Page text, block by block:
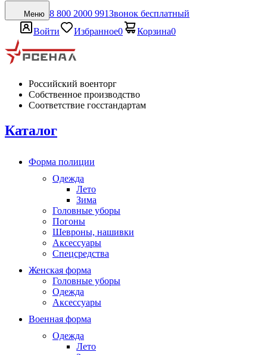
Меню 8 800 2000 991Звонок бесплатный
Войти
Избранное0 Корзина0
Российский военторг
Собственное производство
Соответствие госстандартам
Каталог
Форма полиции
Одежда
Лето
Зима
Головные уборы
Погоны
Шевроны, нашивки
Аксессуары
Спецсредства
Женская форма
Головные уборы
Одежда
Аксессуары
Военная форма
Одежда
Лето